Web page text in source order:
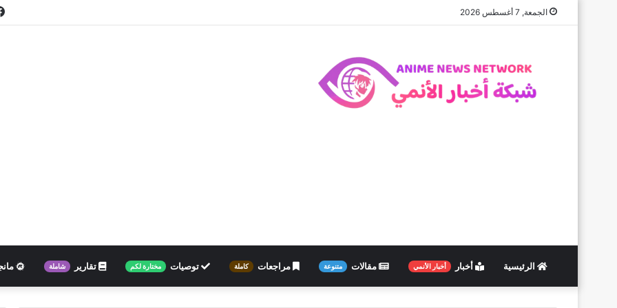
الجمعة, 7 أغسطس 2026
الرئيسية أخبار أخبار الأنمي مقالات متنوعة مراجعات كاملة توصيات مختارة لكم تقارير شاملة